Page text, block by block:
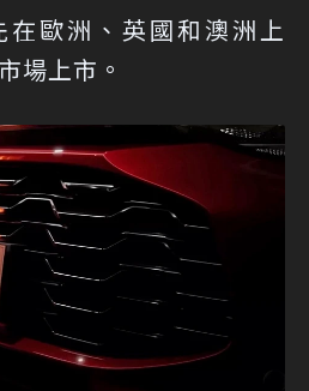
在歐洲、英國和澳洲上
場上市。